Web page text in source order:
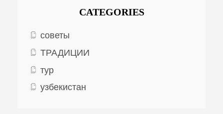
CATEGORIES
советы
ТРАДИЦИИ
тур
узбекистан